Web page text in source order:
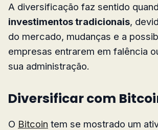
A diversificação faz sentido
investimentos tradicionais,
do mercado, mudanças e a
empresas entrarem em falência
sua administração.
Diversificar com
O Bitcoin tem se mostrado um